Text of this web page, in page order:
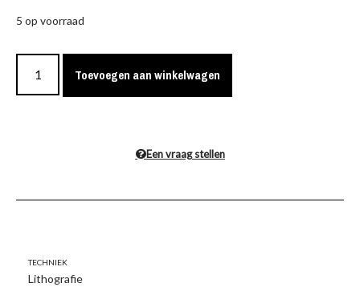
5 op voorraad
Toevoegen aan winkelwagen
Een vraag stellen
Techniek
Lithografie